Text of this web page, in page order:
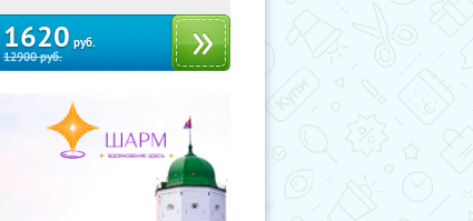
1620 руб.
12900руб.